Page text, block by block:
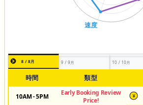
8 / 8月 9 / 9月 10 / 10月
時間 類型
10AM - 5PM
Early Booking Review
Price!
¥